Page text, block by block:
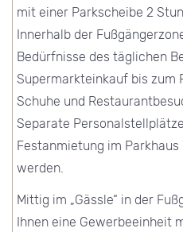
mit einer Parkscheibe 2
Innerhalb der
Bedürfnisse des täglichen
Supermarkteinkauf bis zum
Schuhe und
Separate
Festanmietung im
werden.
Mittig im „Gässle“ in der
Ihnen eine Gewerbeeinheit